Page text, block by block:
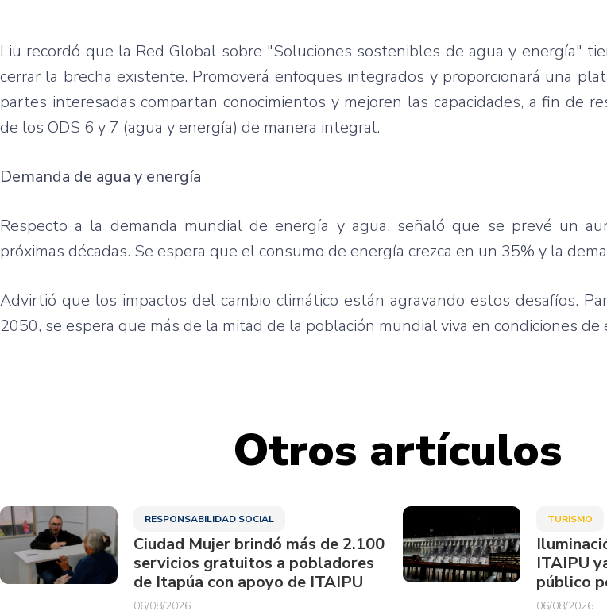
Liu recordó que la Red Global sobre "Soluciones sostenibles de agua y energía"
cerrar la brecha existente. Promoverá enfoques integrados y proporcionará una
partes interesadas compartan conocimientos y mejoren las capacidades, a fin de
de los ODS 6 y 7 (agua y energía) de manera integral.
Demanda de agua y energía
Respecto a la demanda mundial de energía y agua, señaló que se prevé un
próximas décadas. Se espera que el consumo de energía crezca en un 35% y la
Advirtió que los impactos del cambio climático están agravando estos desafíos.
2050, se espera que más de la mitad de la población mundial viva en condiciones de
Otros artículos
RESPONSABILIDAD SOCIAL
Ciudad Mujer brindó más de 2.100
servicios gratuitos a pobladores
de Itapúa con apoyo de ITAIPU
06/08/2026
TURISMO
ITAIPU
público
06/08/2026